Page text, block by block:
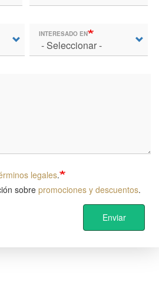
INTERESADO EN
legales.
sobre promociones y descuentos.
Enviar